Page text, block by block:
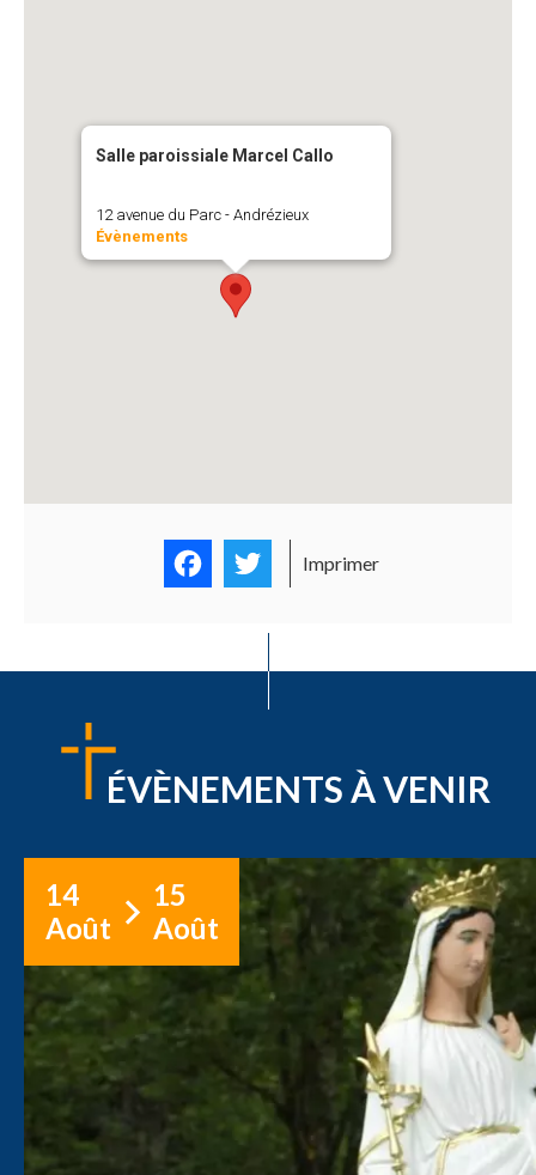
Salle paroissiale Marcel Callo
12 avenue du Parc - Andrézieux
Évènements
FacebookTwitter
Imprimer
ÉVÈNEMENTS À VENIR
14
Août
15
Août